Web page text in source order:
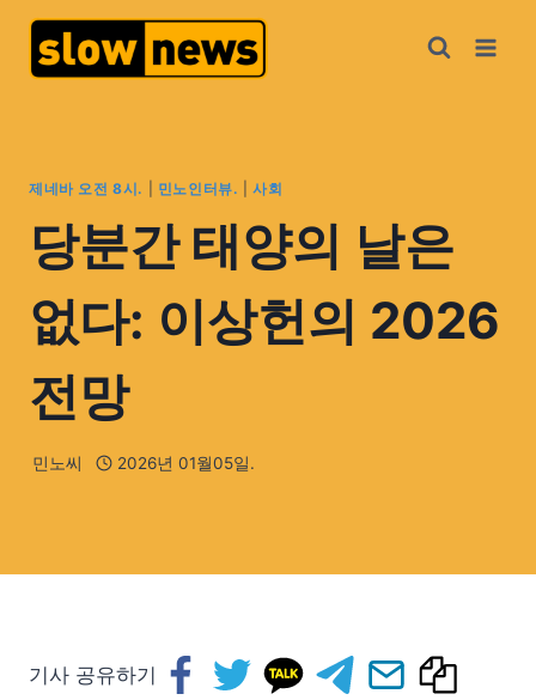
제네바 오전 8시. 민노인터뷰. |사회
당분간 태양의 날은
없다: 이상헌의 2026
전망
민노씨 2026년 01월05일.
기사 공유하기